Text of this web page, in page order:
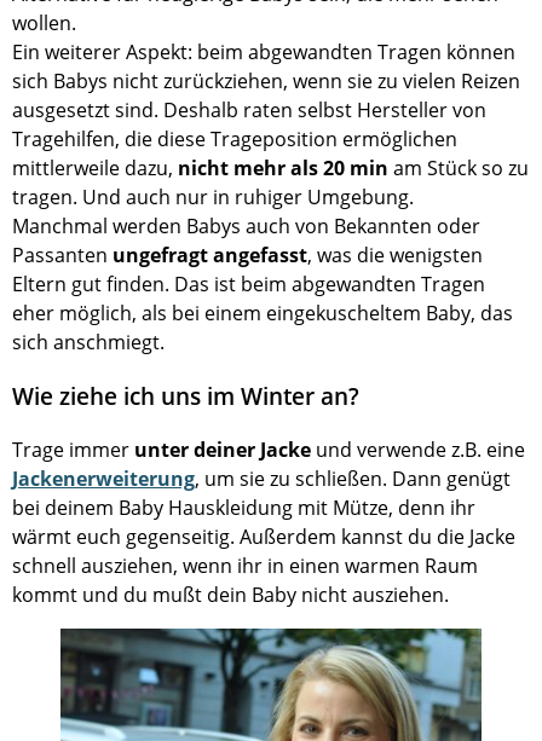
wollen.
Ein weiterer Aspekt: beim abgewandten Tragen können
sich Babys nicht zurückziehen, wenn sie zu vielen Reizen
ausgesetzt sind. Deshalb raten selbst Hersteller von
Tragehilfen, die diese Trageposition ermöglichen
mittlerweile dazu, nicht mehr als 20 min am Stück so zu
tragen. Und auch nur in ruhiger Umgebung.
Manchmal werden Babys auch von Bekannten oder
Passanten ungefragt angefasst, was die wenigsten
Eltern gut finden. Das ist beim abgewandten Tragen
eher möglich, als bei einem eingekuscheltem Baby, das
sich anschmiegt.
Wie ziehe ich uns im Winter an?
Trage immer unter deiner Jacke und verwende z.B. eine
Jackenerweiterung, um sie zu schließen. Dann genügt
bei deinem Baby Hauskleidung mit Mütze, denn ihr
wärmt euch gegenseitig. Außerdem kannst du die Jacke
schnell ausziehen, wenn ihr in einen warmen Raum
kommt und du mußt dein Baby nicht ausziehen.